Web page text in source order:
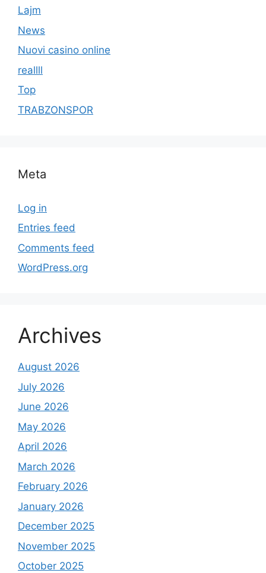
Lajm
News
Nuovi casino online
reallll
Top
TRABZONSPOR
Meta
Log in
Entries feed
Comments feed
WordPress.org
Archives
August 2026
July 2026
June 2026
May 2026
April 2026
March 2026
February 2026
January 2026
December 2025
November 2025
October 2025